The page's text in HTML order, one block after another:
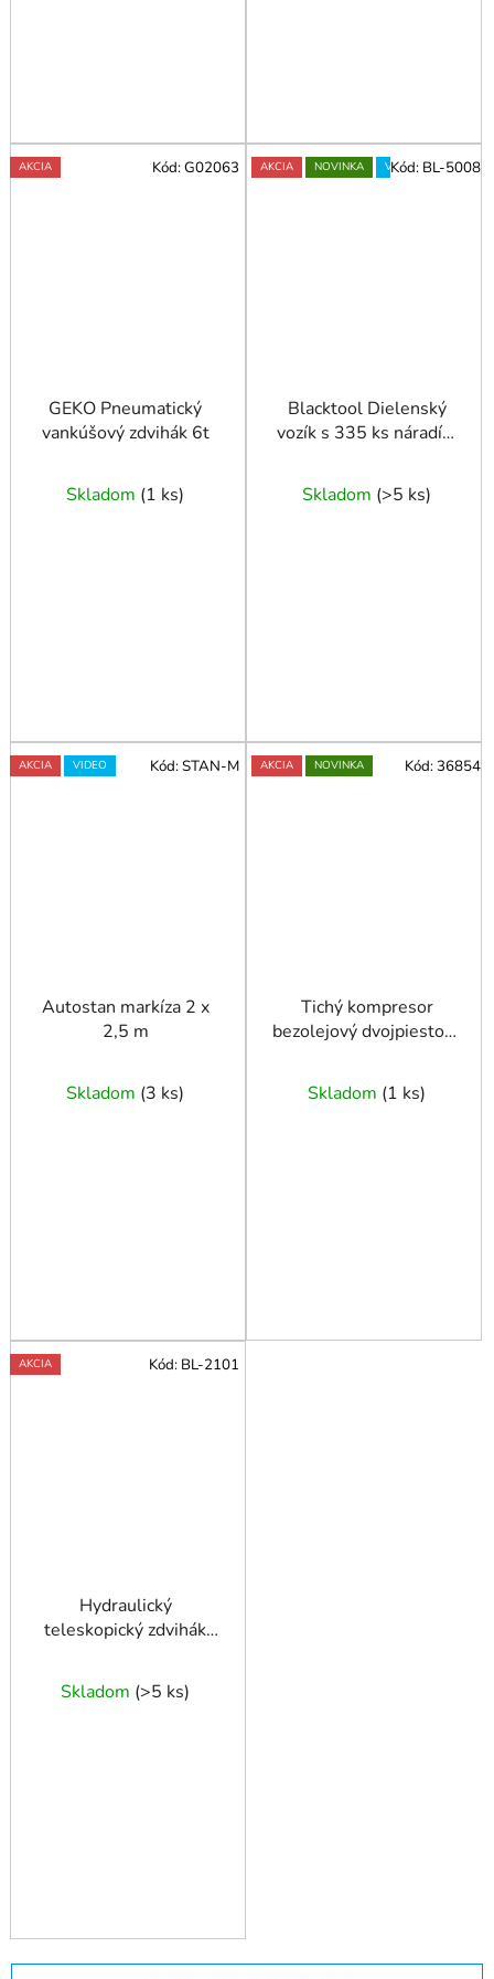
AKCIA
GEKO Pneumatický
vankúšový zdvihák 6t
Skladom (1 ks)
Kód:G02063 AKCIA NOVINKA VIDEO
Blacktool Dielenský
vozík s 335 ks náradím
zásuviek
Skladom (>5 ks)
Kód: BL-5008
AKCIA VIDEO
Autostan markíza 2 x
2,5 m
Skladom (3 ks)
Kód:STAN-M AKCIA NOVINKA
Tichý kompresor
bezolejový dvojpiestový
KM/1.5 kW 150 l/min
38 l LMVO 40-250
Skladom (1 ks)
Kód:36854
AKCIA
Hydraulický
teleskopický zdvihák
dvojitou pumpou
Skladom (>5 ks)
Kód: BL-2101